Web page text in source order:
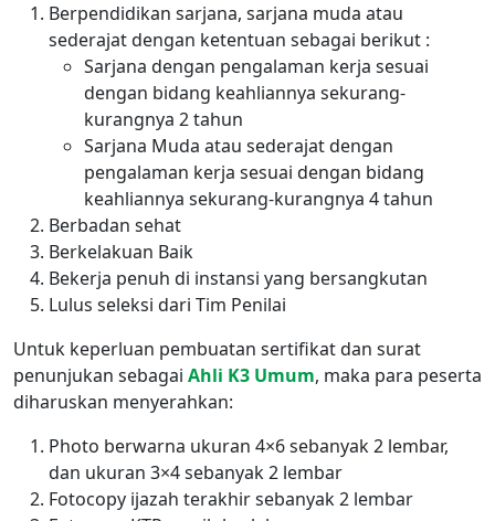
Berpendidikan sarjana, sarjana muda atau
sederajat dengan ketentuan sebagai berikut :
Sarjana dengan pengalaman kerja sesuai
dengan bidang keahliannya sekurang-
kurangnya 2 tahun
Sarjana Muda atau sederajat dengan
pengalaman kerja sesuai dengan bidang
keahliannya sekurang-kurangnya 4 tahun
Berbadan sehat
Berkelakuan Baik
Bekerja penuh di instansi yang bersangkutan
Lulus seleksi dari Tim Penilai
Untuk keperluan pembuatan sertifikat dan surat
penunjukan sebagai Ahli K3 Umum, maka para peserta
diharuskan menyerahkan:
Photo berwarna ukuran 4×6 sebanyak 2 lembar,
dan ukuran 3×4 sebanyak 2 lembar
Fotocopy ijazah terakhir sebanyak 2 lembar